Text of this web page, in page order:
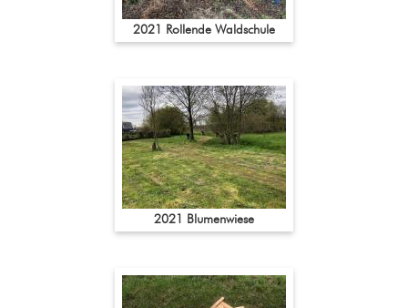
2021 Rollende Waldschule
2021 Blumenwiese